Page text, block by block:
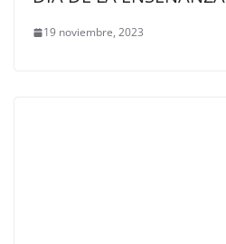
19 noviembre, 2023